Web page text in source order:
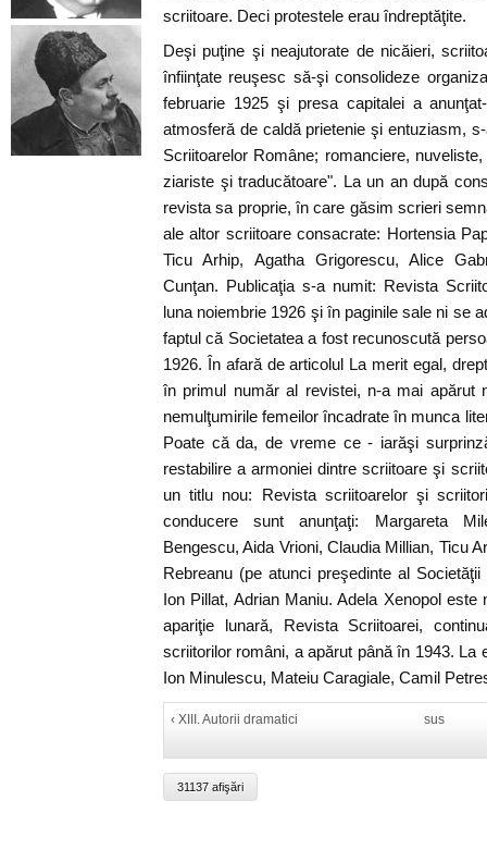
scriitoare. Deci protestele erau îndreptăţite.
Deşi puţine şi neajutorate de nicăieri,
înfiinţate reuşesc să-şi consolideze
februarie 1925 şi presa capitalei a
atmosferă de caldă prietenie şi entuziasm,
Scriitoarelor Române; romanciere,
ziariste şi traducătoare". La un an după
revista sa proprie, în care găsim scrieri
ale altor scriitoare consacrate: Hortensia
Ticu Arhip, Agatha Grigorescu, Alice
Cunţan. Publicaţia s-a numit: Revista
luna noiembrie 1926 şi în paginile sale ni se
faptul că Societatea a fost recunoscută
1926. În afară de articolul La merit egal,
în primul număr al revistei, n-a mai apărut
nemulţumirile femeilor încadrate în munca
Poate că da, de vreme ce - iarăşi
restabilire a armoniei dintre scriitoare şi
un titlu nou: Revista scriitoarelor şi
conducere sunt anunţaţi: Margareta
Bengescu, Aida Vrioni, Claudia Millian, Ticu
Rebreanu (pe atunci preşedinte al
Ion Pillat, Adrian Maniu. Adela Xenopol este
apariţie lunară, Revista Scriitoarei,
scriitorilor români, a apărut până în 1943. La
Ion Minulescu, Mateiu Caragiale, Camil
‹ XIII. Autorii dramatici sus
31137 afişări